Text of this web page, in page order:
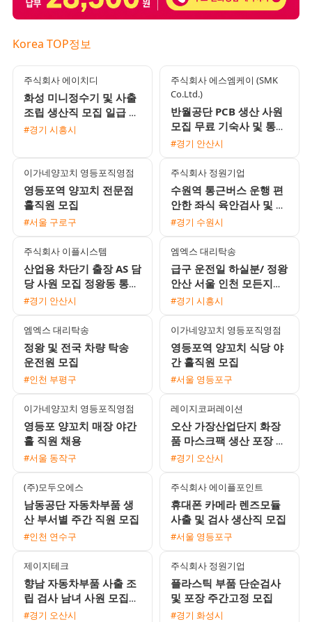
Korea TOP정보
주식회사 에이치디
화성 미니정수기 및 사출
조립 생산직 모집 일급 주
급 익일지급 통근버스 운
#경기 시흥시
주식회사 에스엠케이 (SMK
Co.Ltd.)
반월공단 PCB 생산 사원
모집 무료 기숙사 및 통근
버스 운행 3조2교대
#경기 안산시
이가네양꼬치 영등포직영점
영등포역 양꼬치 전문점
홀직원 모집
#서울 구로구
주식회사 정원기업
수원역 통근버스 운행 편
안한 좌식 육안검사 및 포
장 사원 모집 월 350만원
#경기 수원시
주식회사 이플시스템
산업용 차단기 출장 AS 담
당 사원 모집 정왕동 통근
버스 운행 및 다양한 정산
#경기 안산시
엠엑스 대리탁송
급구 운전일 하실분/ 정왕
안산 서울 인천 모든지역
가능
#경기 시흥시
엠엑스 대리탁송
정왕 및 전국 차량 탁송
운전원 모집
#인천 부평구
이가네양꼬치 영등포직영점
영등포역 양꼬치 식당 야
간 홀직원 모집
#서울 영등포구
이가네양꼬치 영등포직영점
영등포 양꼬치 매장 야간
홀 직원 채용
#서울 동작구
레이지코퍼레이션
오산 가장산업단지 화장
품 마스크팩 생산 포장 주
간 직원 채용
#경기 오산시
(주)모두오에스
남동공단 자동차부품 생
산 부서별 주간 직원 모집
#인천 연수구
주식회사 에이플포인트
휴대폰 카메라 렌즈모듈
사출 및 검사 생산직 모집
#서울 영등포구
제이지테크
향남 자동차부품 사출 조
립 검사 남녀 사원 모집
월 450만원 이상 가능 쾌
#경기 오산시
주식회사 정원기업
플라스틱 부품 단순검사
및 포장 주간고정 모집
#경기 화성시